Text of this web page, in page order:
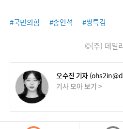
#국민의힘 #송언석 #쌍특검
©(주) 데일
오수진 기자
기사 모아 보기 >